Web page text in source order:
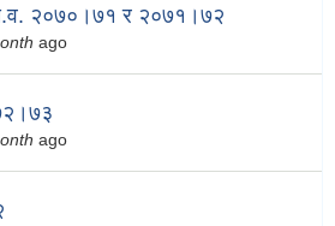
आ.व. २०७०।७१ र २०७१।७२
ago
ago